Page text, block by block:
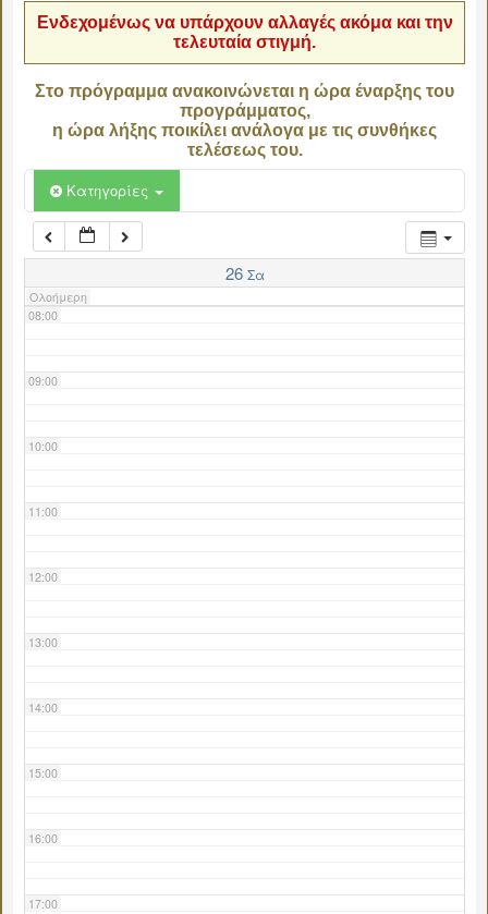
Ενδεχομένως να υπάρχουν αλλαγές ακόμα και την
τελευταία στιγμή.
Στο πρόγραμμα ανακοινώνεται η ώρα έναρξης του
προγράμματος,
η ώρα λήξης ποικίλει ανάλογα με τις συνθήκες
τελέσεως του.
Κατηγορίες
26 Σα
Ολοήμερη
06:00
07:00
08:00
09:00
10:00
11:00
12:00
13:00
14:00
15:00
16:00
17:00